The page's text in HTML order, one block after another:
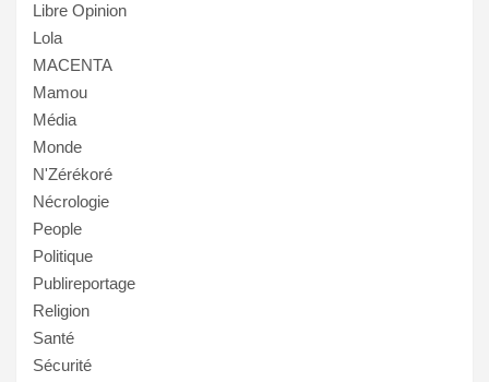
Libre Opinion
Lola
MACENTA
Mamou
Média
Monde
N'Zérékoré
Nécrologie
People
Politique
Publireportage
Religion
Santé
Sécurité